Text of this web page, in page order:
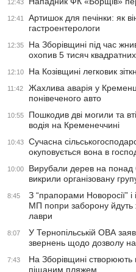
12:43
12:41
Артишок для печінки: як
гастроентерологи
12:35
На Зборівщині під час
охопив 5 тисяч
12:10 На Козівщині легковик
11:42
Жахлива аварія у
понівеченого авто
10:55
Пошкодив дві могили та
водія на Кременеччині
10:43
Сучасна
окуповується вона в
10:00
Вирубали дерев на понад
викрили організовану
8:45
З “прапорами Новоросії”
МП попри заборону йдуть
лаври
8:07
У Тернопільській ОВА
звернень щодо дозволу
7:43
На Зборівщині створюють
піщаним пляжем